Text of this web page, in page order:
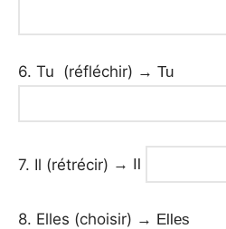
6. Tu (réfléchir) → Tu
7. Il (rétrécir) → Il
8. Elles (choisir) → Elles